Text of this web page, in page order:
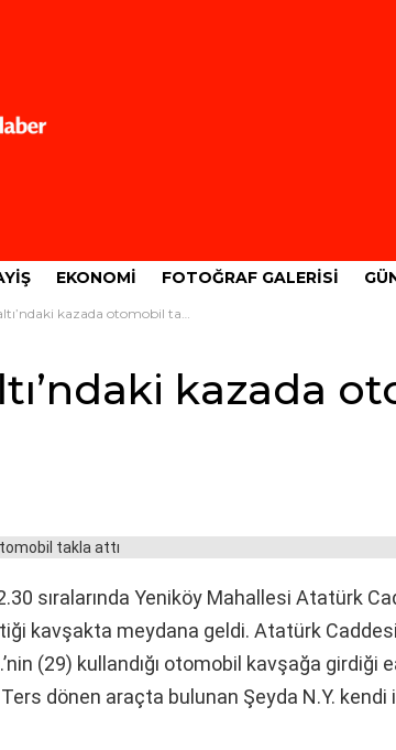
EKONOMI FOTOĞRAF GALERISI
kazada otomobil takla attı
kazada
sıralarında Yeniköy Mahallesi Atatürk
kavşakta meydana geldi. Atatürk
(29) kullandığı otomobil kavşağa girdiği
dönen araçta bulunan Şeyda N.Y.